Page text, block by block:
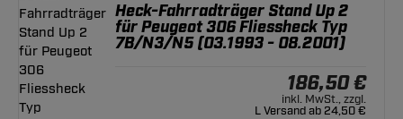
Heck-Fahrradträger Stand Up 2
für Peugeot 306 Fliessheck Typ
7B/N3/N5 (03.1993 - 08.2001)
186,50 €
inkl. MwSt., zzgl.
L Versand ab 24,50 €